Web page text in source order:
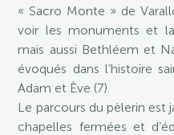
« Sacro Monte » de
voir les monuments et
mais aussi Bethléem et
évoqués dans l’histoire
Adam et Ève (7).
Le parcours du pèlerin est
chapelles fermées et